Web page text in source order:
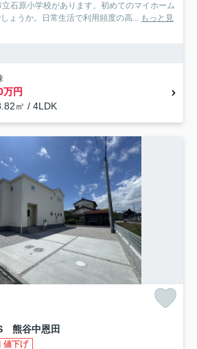
石原小学校があります。初めてのマイホーム
ょうか。日常生活で利用頻度の高... もっと見
万円
㎡ / 4LDK
S 熊谷中恩田
値下げ